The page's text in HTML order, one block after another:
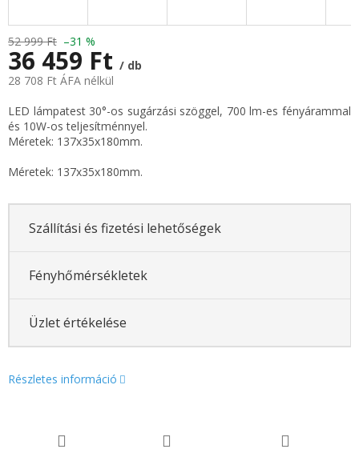
52 999 Ft –31 %
36 459 Ft / db
28 708 Ft ÁFA nélkül
Egységár:
LED lámpatest 30°-os sugárzási szöggel, 700 lm-es fényárammal
és 10W-os teljesítménnyel.
Méretek: 137x35x180mm.
Méretek: 137x35x180mm.
Szállítási és fizetési lehetőségek
Fényhőmérsékletek
Üzlet értékelése
Részletes információ